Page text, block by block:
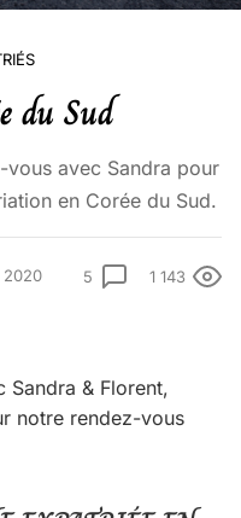
du Sud
vous avec Sandra pour
en Corée du Sud.
2020 5 1 143
Sandra & Florent,
notre rendez-vous